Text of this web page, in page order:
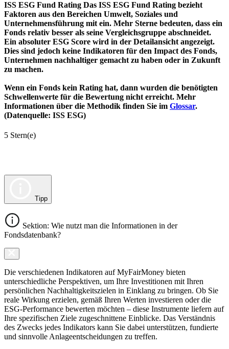
ISS ESG Fund Rating Das ISS ESG Fund Rating bezieht
Faktoren aus den Bereichen Umwelt, Soziales und
Unternehmensführung mit ein. Mehr Sterne bedeuten, dass ein
Fonds relativ besser als seine Vergleichsgruppe abschneidet.
Ein absoluter ESG Score wird in der Detailansicht angezeigt.
Dies sind jedoch keine Indikatoren für den Impact des Fonds,
Unternehmen nachhaltiger gemacht zu haben oder in Zukunft
zu machen.
Wenn ein Fonds kein Rating hat, dann wurden die benötigten
Schwellenwerte für die Bewertung nicht erreicht. Mehr
Informationen über die Methodik finden Sie im Glossar.
(Datenquelle: ISS ESG)
5 Stern(e)
Tipp
Sektion: Wie nutzt man die Informationen in der
Fondsdatenbank?
Die verschiedenen Indikatoren auf MyFairMoney bieten
unterschiedliche Perspektiven, um Ihre Investitionen mit Ihren
persönlichen Nachhaltigkeitszielen in Einklang zu bringen. Ob Sie
reale Wirkung erzielen, gemäß Ihren Werten investieren oder die
ESG-Performance bewerten möchten – diese Instrumente liefern auf
Ihre spezifischen Ziele zugeschnittene Einblicke. Das Verständnis
des Zwecks jedes Indikators kann Sie dabei unterstützen, fundierte
und sinnvolle Anlageentscheidungen zu treffen.